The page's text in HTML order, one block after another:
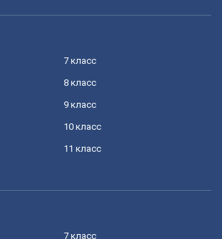
7 класс
8 класс
9 класс
10 класс
11 класс
7 класс